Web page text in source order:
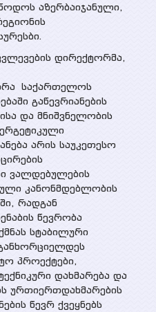
აზერბაიჯანული,
დირექტორმა,
საქართელოს
გაწევრიანების
და მნიშვნელობის
არის საუკეთესო
ვალდებულების
კანონმდებლობის
რადგან
წევრობა
სტაბილური
პროექტები,
დახმარება და
ურთიერთდახმარების
წევრ ქვეყნებს